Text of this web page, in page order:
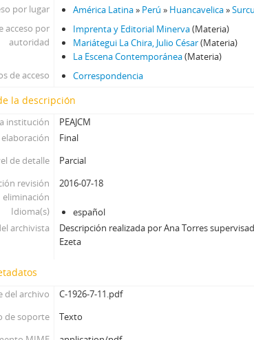
por lugar
América Latina» Perú » Huancavelica»
acceso por
autoridad
Imprenta y Editorial Minerva(Materia)
Mariátegui La Chira, Julio César(Materia)
La Escena Contemporánea(Materia)
de acceso
Correspondencia
la descripción
institución
PEAJCM
Final
de detalle
Parcial
revisión
eliminación
2016-07-18
Idioma(s)
español
archivista
Descripción realizada por Ana Torres
Ezeta
del archivo
C-1926-7-11.pdf
de soporte
Texto